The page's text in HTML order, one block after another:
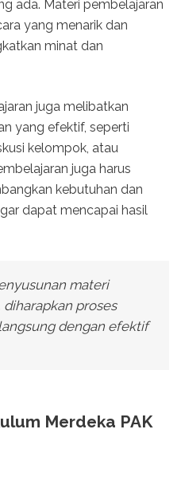
ada. Materi pembelajaran
yang menarik dan
minat dan
juga melibatkan
yang efektif, seperti
kelompok, atau
juga harus
kebutuhan dan
dapat mencapai hasil
materi
proses
dengan efektif
Merdeka PAK